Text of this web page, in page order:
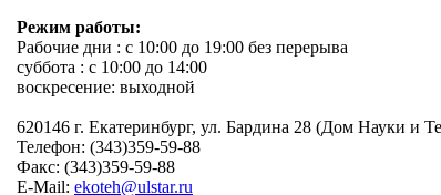
Режим работы:
Рабочие дни : с 10:00 до 19:00 без перерыва
суббота : с 10:00 до 14:00
воскресение: выходной
620146 г. Екатеринбург, ул. Бардина 28 (Дом Науки и
Телефон: (343)359-59-88
Факс: (343)359-59-88
E-Mail: ekoteh@ulstar.ru